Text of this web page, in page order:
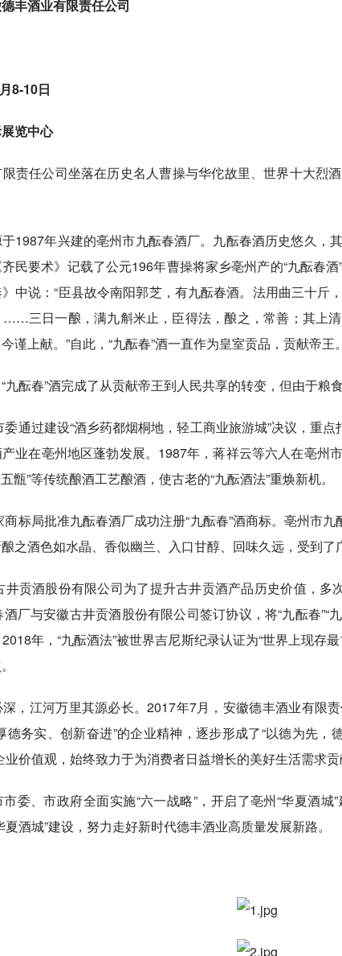
丰酒业有限责任公司
8-10日
览中心
责任公司坐落在历史名人曹操与华佗故里、世界十大烈
1987年兴建的亳州市九酝春酒厂。九酝春酒历史悠久，
民要术》记载了公元196年曹操将家乡亳州产的“九酝春
》中说：“臣县故令南阳郭芝，有九酝春酒。法用曲三十
三日一酿，满九斛米止，臣得法，酿之，常善；其上
谨上献。”自此，“九酝春”酒一直作为皇室贡品，贡献帝王。
九酝春”酒完成了从贡献帝王到人民共享的转变，但由于粮
通过建设“酒乡药都烟桐地，轻工商业旅游城”决议，重
业在亳州地区蓬勃发展。1987年，蒋祥云等六人在亳州
甑”等传统酿酒工艺酿酒，使古老的“九酝酒法”重焕新机。
标局批准九酝春酒厂成功注册“九酝春”酒商标。亳州市
之酒色如水晶、香似幽兰、入口甘醇、回味久远，受到了
贡酒股份有限公司为了提升古井贡酒产品历史价值，多
厂与安徽古井贡酒股份有限公司签订协议，将“九酝春”“
年，“九酝酒法”被世界吉尼斯纪录认证为“世界上现存
，江河万里其源必长。2017年7月，安徽德丰酒业有限
德务实、创新奋进”的企业精神，逐步形成了“以德为先，
业价值观，始终致力于为消费者日益增长的美好生活需求贡
委、市政府全面实施“六一战略”，开启了亳州“华夏酒
夏酒城”建设，努力走好新时代德丰酒业高质量发展新路。